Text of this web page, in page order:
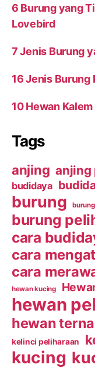
6 Burung yang
Lovebird
7 Jenis Burung
16 Jenis Burung
10 Hewan
Tags
anjing anjing
budidaya
burung
burung
cara
cara
cara
hewan kucing
hewan
hewan
kelinci peliharaan
kucing